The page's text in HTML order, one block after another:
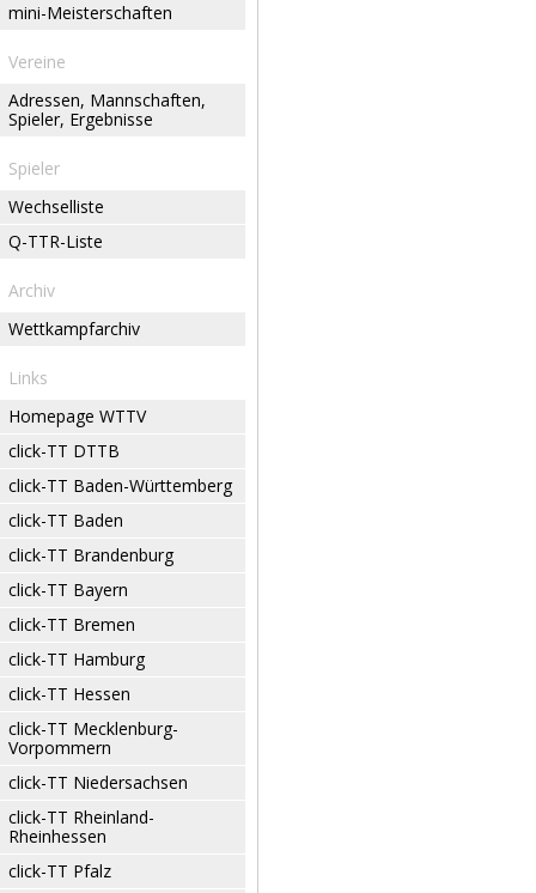
mini-Meisterschaften
Vereine
Adressen, Mannschaften,
Spieler, Ergebnisse
Spieler
Wechselliste
Q-TTR-Liste
Archiv
Wettkampfarchiv
Links
Homepage WTTV
click-TT DTTB
click-TT Baden-Württemberg
click-TT Baden
click-TT Brandenburg
click-TT Bayern
click-TT Bremen
click-TT Hamburg
click-TT Hessen
click-TT Mecklenburg-
Vorpommern
click-TT Niedersachsen
click-TT Rheinland-
Rheinhessen
click-TT Pfalz